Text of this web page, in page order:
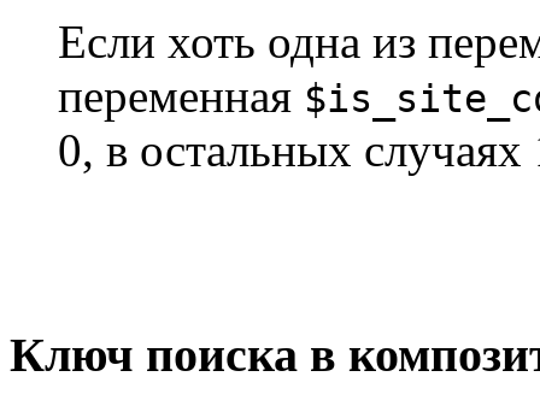
Если хоть одна из
переменная
0, в остальных случаях
Ключ поиска в